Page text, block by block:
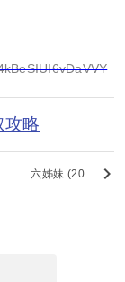
攻略
六姊妹 (20.. keyboard_arrow_right